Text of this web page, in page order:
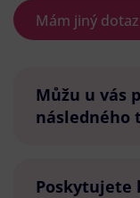
Mám jiný dotaz
Můžu u vás
následného
Poskytujete